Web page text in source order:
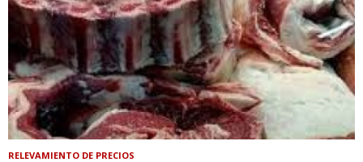
RELEVAMIENTO DE PRECIOS